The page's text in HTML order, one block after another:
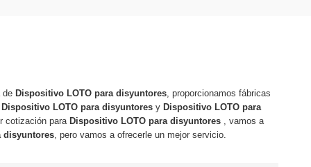
deDispositivo LOTO para disyuntores , proporcionamos fábricas
Dispositivo LOTO para disyuntores yDispositivo LOTO para
cotización paraDispositivo LOTO para disyuntores , vamos a
disyuntores , pero vamos a ofrecerle un mejor servicio.